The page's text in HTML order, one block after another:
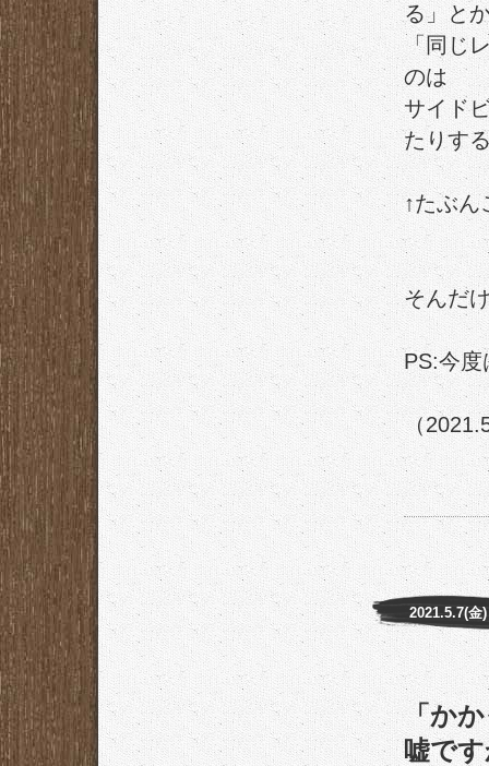
る」と
「同じ
のは
サイド
たりす
↑たぶん
そんだ
PS:今
（
2021.5.7(金)
「か
嘘で